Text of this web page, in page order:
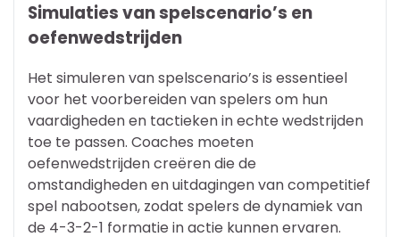
Simulaties van spelscenario’s en
oefenwedstrijden
Het simuleren van spelscenario’s is essentieel
voor het voorbereiden van spelers om hun
vaardigheden en tactieken in echte wedstrijden
toe te passen. Coaches moeten
oefenwedstrijden creëren die de
omstandigheden en uitdagingen van competitief
spel nabootsen, zodat spelers de dynamiek van
de 4-3-2-1 formatie in actie kunnen ervaren.